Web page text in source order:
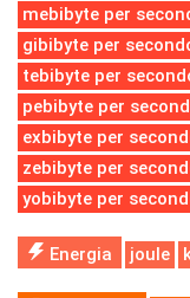
mebibyte per
gibibyte per
tebibyte per
pebibyte per
exbibyte per
zebibyte per
yobibyte per
Energia joule